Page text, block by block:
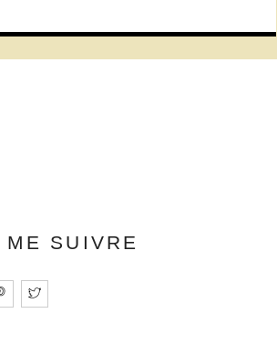
ME SUIVRE